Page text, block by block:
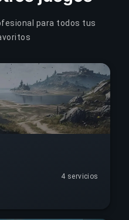
para todos tus
4 servicios